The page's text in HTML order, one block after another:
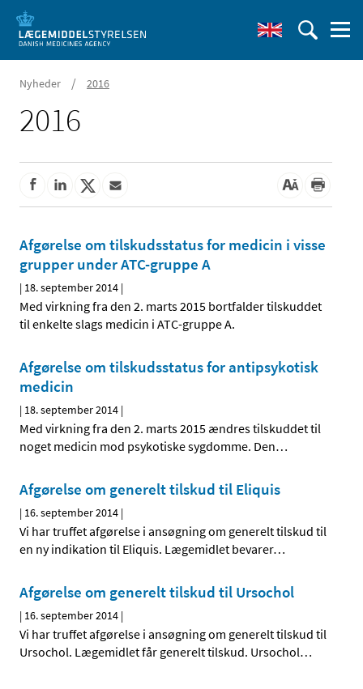
Nyheder / 2016
2016
Afgørelse om tilskudsstatus for medicin i visse
grupper under ATC-gruppe A
| 18. september 2014 |
Med virkning fra den 2. marts 2015 bortfalder tilskuddet
til enkelte slags medicin i ATC-gruppe A.
Afgørelse om tilskudsstatus for antipsykotisk
medicin
| 18. september 2014 |
Med virkning fra den 2. marts 2015 ændres tilskuddet til
noget medicin mod psykotiske sygdomme. Den…
Afgørelse om generelt tilskud til Eliquis
| 16. september 2014 |
Vi har truffet afgørelse i ansøgning om generelt tilskud til
en ny indikation til Eliquis. Lægemidlet bevarer…
Afgørelse om generelt tilskud til Ursochol
| 16. september 2014 |
Vi har truffet afgørelse i ansøgning om generelt tilskud til
Ursochol. Lægemidlet får generelt tilskud. Ursochol…